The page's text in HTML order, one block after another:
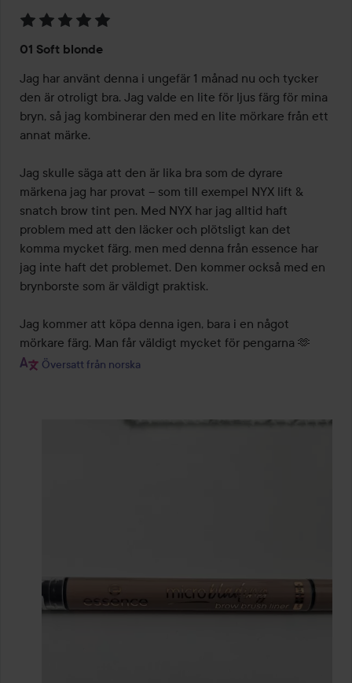
5
av
5
01 Soft blonde
Jag har använt denna i ungefär 1 månad nu och tycker
den är otroligt bra. Jag valde en lite för ljus färg för mina
bryn, så jag kombinerar den med en lite mörkare från ett
annat märke.
Jag skulle säga att den är lika bra som de dyrare
märkena jag har provat – som till exempel NYX lift &
snatch brow tint pen. Med NYX har jag alltid haft
problem med att den läcker och plötsligt kan det
komma mycket färg, men med denna från essence har
jag inte haft det problemet. Den kommer också med en
brynborste som är väldigt praktisk.
Jag kommer att köpa denna igen, bara i en något
mörkare färg. Man får väldigt mycket för pengarna 🫶
Översatt från norska